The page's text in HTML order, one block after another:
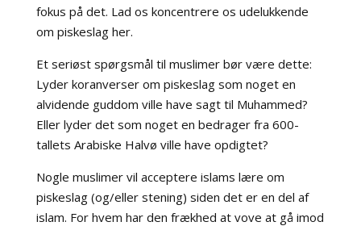
fokus på det. Lad os koncentrere os udelukkende
om piskeslag her.
Et seriøst spørgsmål til muslimer bør være dette:
Lyder koranverser om piskeslag som noget en
alvidende guddom ville have sagt til Muhammed?
Eller lyder det som noget en bedrager fra 600-
tallets Arabiske Halvø ville have opdigtet?
Nogle muslimer vil acceptere islams lære om
piskeslag (og/eller stening) siden det er en del af
islam. For hvem har den frækhed at vove at gå imod